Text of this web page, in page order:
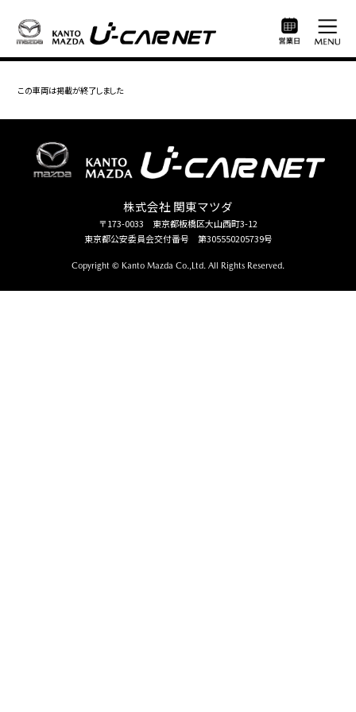
この車両は掲載が終了しました
株式会社 関東マツダ
〒173-0033 東京都板橋区大山西町3-12
東京都公安委員会交付番号 第305550205739号
Copyright © Kanto Mazda Co.,Ltd. All Rights Reserved.